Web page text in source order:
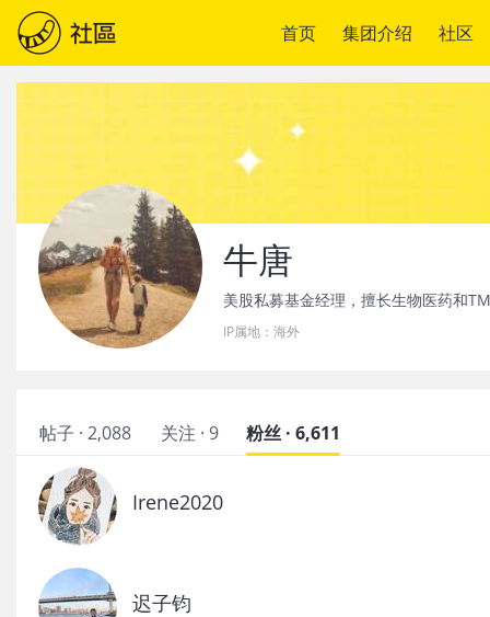
首页 集团介绍 社区
牛唐
美股私募基金经理，擅长生物医药和
IP属地： 海外
帖子 · 2,088 关注 · 9 粉丝 · 6,611
Irene2020
迟子钧